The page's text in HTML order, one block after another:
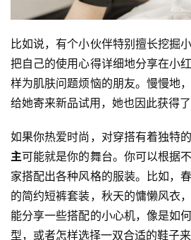
比如说，有个小伙伴特别擅长挖掘
把自己的使用心得详细地分享在小
样为肌肤问题烦恼的朋友。慢慢地
给她寄来新品试用，她也因此获得
如果你热爱时尚，对穿搭有着独特
主可能就是你的舞台。你可以根据
家搭配出各种风格的服装。比如，
的简约短裤套装，秋天的慵懒风衣
能分享一些搭配的小心机，像是如
型，或者怎样选择一双合适的鞋子来